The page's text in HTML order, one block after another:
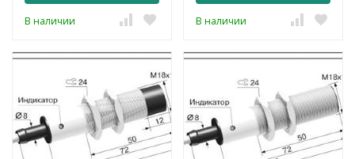
В наличии В наличии